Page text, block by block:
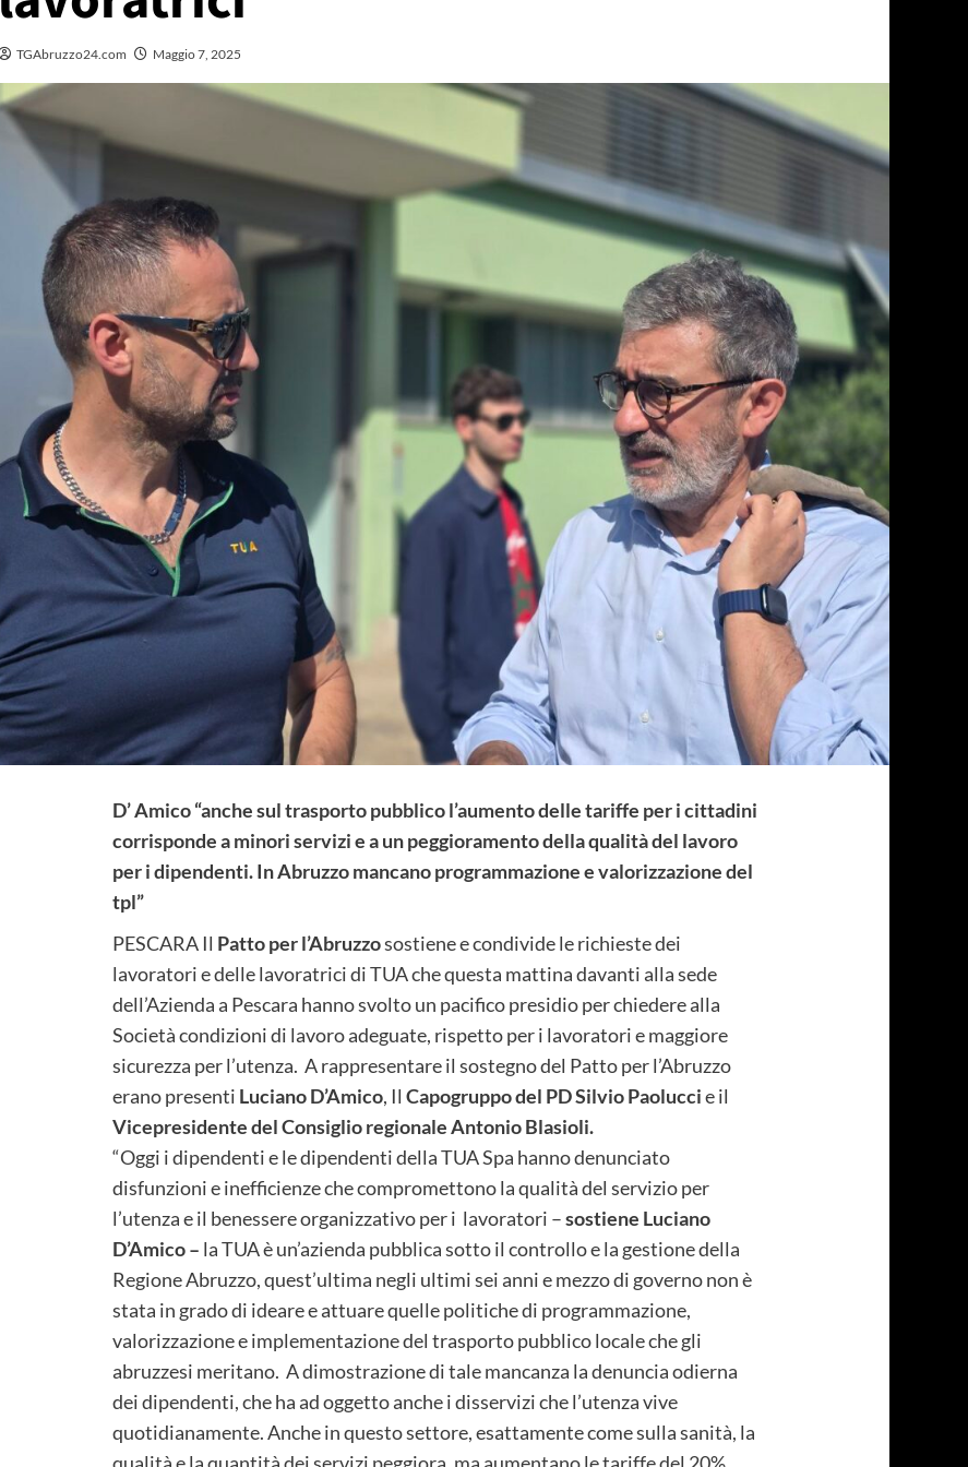
TGAbruzzo24.com Maggio 7, 2025
D’ Amico “anche sul trasporto pubblico l’aumento delle tariffe per i cittadini
corrisponde a minori servizi e a un peggioramento della qualità del lavoro
per i dipendenti. In Abruzzo mancano programmazione e valorizzazione del
tpl”
PESCARA Il Patto per l’Abruzzosostiene e condivide le richieste dei
lavoratori e delle lavoratrici di TUA che questa mattina davanti alla sede
dell’Azienda a Pescara hanno svolto un pacifico presidio per chiedere alla
Società condizioni di lavoro adeguate, rispetto per i lavoratori e maggiore
sicurezza per l’utenza. A rappresentare il sostegno del Patto per l’Abruzzo
erano presenti Luciano D’Amico, Il Capogruppo del PD Silvio Paoluccie il
Vicepresidente del Consiglio regionale Antonio Blasioli.
“Oggi i dipendenti e le dipendenti della TUA Spa hanno denunciato
disfunzioni e inefficienze che compromettono la qualità del servizio per
l’utenza e il benessere organizzativo per i lavoratori –sostiene Luciano
D’Amico – la TUA è un’azienda pubblica sotto il controllo e la gestione della
Regione Abruzzo, quest’ultima negli ultimi sei anni e mezzo di governo non è
stata in grado di ideare e attuare quelle politiche di programmazione,
valorizzazione e implementazione del trasporto pubblico locale che gli
abruzzesi meritano. A dimostrazione di tale mancanza la denuncia odierna
dei dipendenti, che ha ad oggetto anche i disservizi che l’utenza vive
quotidianamente. Anche in questo settore, esattamente come sulla sanità, la
qualità e la quantità dei servizi peggiora, ma aumentano le tariffe del 20%.